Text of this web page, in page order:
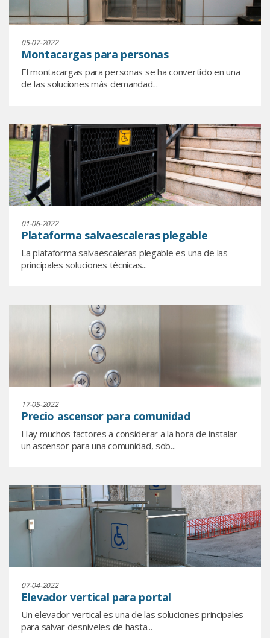
05-07-2022
Montacargas para personas
El montacargas para personas se ha convertido en una
de las soluciones más demandad...
01-06-2022
Plataforma salvaescaleras plegable
La plataforma salvaescaleras plegable es una de las
principales soluciones técnicas...
17-05-2022
Precio ascensor para comunidad
Hay muchos factores a considerar a la hora de instalar
un ascensor para una comunidad, sob...
07-04-2022
Elevador vertical para portal
Un elevador vertical es una de las soluciones principales
para salvar desniveles de hasta...